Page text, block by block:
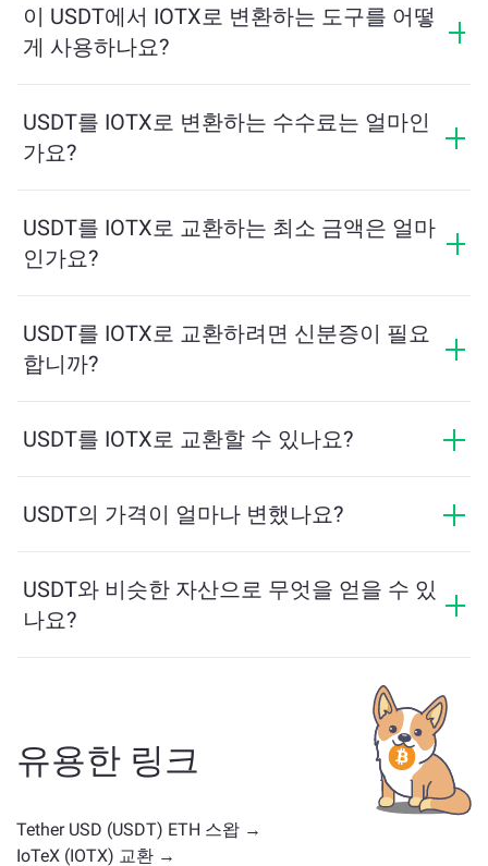
여줍니다. 이 환율은 시장 상황, 수요와 공급, 그리고 유동
성에 따라 변동합니다.
이 USDT에서 IOTX로 변환하는 도구를 어떻
게 사용하나요?
수량을 계산해줍니다. 그런 다음, 안내에 따라 거래를 완
료하세요.
USDT를 IOTX로 변환하는 수수료는 얼마인
가요?
라집니다. ChangeNOW는 숨겨진 수수료 없이 경쟁력 있
는 요금을 제공하며, 최종 금액은 거래를 확인하기 전에
표시됩니다.
USDT를 IOTX로 교환하는 최소 금액은 얼마
인가요?
다. 플랫폼은 원활한 거래를 보장하기 위해 필요한 최소
금액을 자동으로 계산합니다. 그러나 대부분의 경우, 최
소 금액은 2달러 상당입니다.
USDT를 IOTX로 교환하려면 신분증이 필요
합니까?
프로세스가 빠르고 익명입니다. 그러나 ChangeNOW Pro
세요!
USDT를 IOTX로 교환할 수 있나요?
도 교환할 수 있습니다. 또한 ChangeNOW는 멀티체인 브
USDT의 가격이 얼마나 변했나요?
니다.
USDT와 비슷한 자산으로 무엇을 얻을 수 있
나요?
스테이블코인, 유틸리티 토큰, 거버넌스 코인 또는 다른
유형일 수 있습니다. 일반적인 대안으로는 유사한 사용
사례나 시장 위치를 가진 다른 암호화폐가 포함됩니다.
주요 거래 페이지에서 교환 가능한 모든 자산을 확인하
유용한 링크
Tether USD (USDT) ETH 스왑 →
IoTeX (IOTX) 교환 →